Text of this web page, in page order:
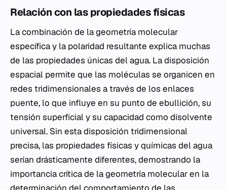
Relación con las propiedades físicas
La combinación de la geometría molecular
específica y la polaridad resultante explica muchas
de las propiedades únicas del agua. La disposición
espacial permite que las moléculas se organicen en
redes tridimensionales a través de los enlaces
puente, lo que influye en su punto de ebullición, su
tensión superficial y su capacidad como disolvente
universal. Sin esta disposición tridimensional
precisa, las propiedades físicas y químicas del agua
serían drásticamente diferentes, demostrando la
importancia crítica de la geometría molecular en la